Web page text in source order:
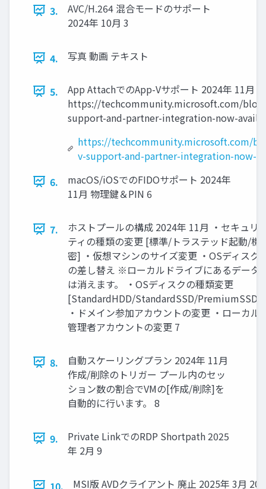
3.
AVC/H.264 混合モードのサポート
2024年 10月 3
4. 写真 動画 テキスト
5.
App AttachでのApp-Vサポート 2024年 11月
https://techcommunity.microsoft.com/
support-and-partner-integration-now-
https://techcommunity.microsoft.com/
v-support-and-partner-integration-now-
6.
macOS/iOSでのFIDOサポート 2024年
11月 物理鍵＆PIN 6
7.
ホストプールの構成 2024年 11月 ・セキュリ
ティの種類の変更 [標準/トラステッド起動/機
密] ・仮想マシンのサイズ変更 ・OSディスク
の差し替え ※ローカルドライブにあるデータ
は消えます。 ・OSディスクの種類変更
[StandardHDD/StandardSSD/PremiumSSD]
・ドメイン参加アカウントの変更 ・ローカル
管理者アカウントの変更 7
8.
自動スケーリングプラン 2024年 11月
作成/削除のトリガー プール内のセッ
ション数の割合でVMの[作成/削除]を
自動的に行います。 8
9.
Private LinkでのRDP Shortpath 2025
年 2月 9
10. MSI版 AVDクライアント 廃止 2025年 3月